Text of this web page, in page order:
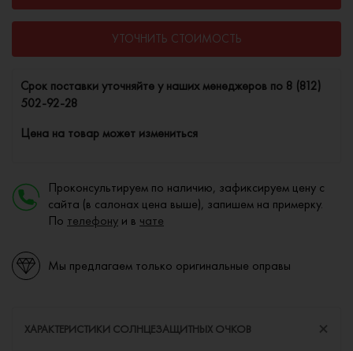
УТОЧНИТЬ СТОИМОСТЬ
Cрок поставки уточняйте у наших менеджеров по 8 (812)
502-92-28
Цена на товар может измениться
Проконсультируем по наличию, зафиксируем цену с
сайта (в салонах цена выше), запишем на примерку.
По телефону и в чате
Мы предлагаем только оригинальные оправы
ХАРАКТЕРИСТИКИ СОЛНЦЕЗАЩИТНЫХ ОЧКОВ